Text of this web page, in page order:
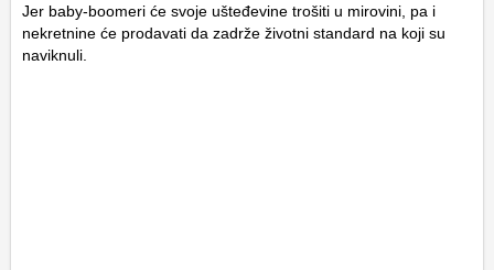
Jer baby-boomeri će svoje ušteđevine trošiti u mirovini, pa i
nekretnine će prodavati da zadrže životni standard na koji su
naviknuli.